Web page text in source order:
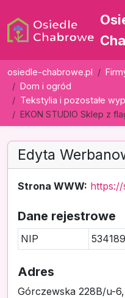
osiedle-chabrowe.pl
Dom i ogród
Tekstylia i pozostałe
EKON STUDIO Sklep z
Edyta
Strona WWW:
Dane rejestrowe
NIP
Adres
Górczewska 228B/u-